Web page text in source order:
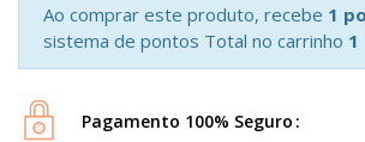
Ao comprar este produto, recebe 1
sistema de pontos Total no carrinho 1
Pagamento 100% Seguro